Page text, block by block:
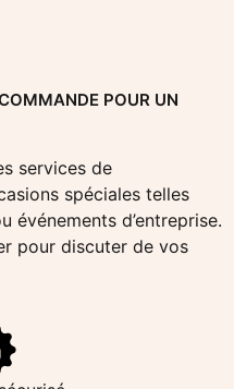
POUR UN
services de
spéciales telles
événements d’entreprise.
pour discuter de vos